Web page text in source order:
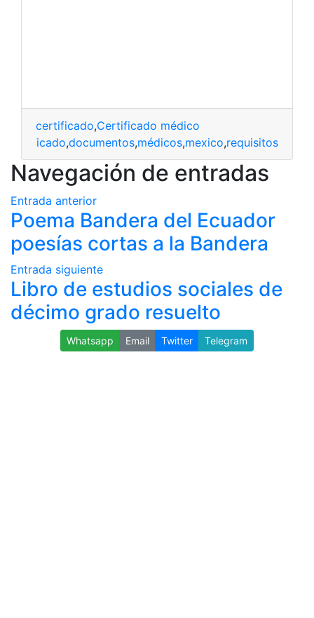
certificado,Certificado médico
certificado,documentos,médicos,mexico,requisitos
Navegación de entradas
Entrada anterior
Poema Bandera del Ecuador
poesías cortas a la Bandera
Entrada siguiente
Libro de estudios sociales de
décimo grado resuelto
Whatsapp Email Twitter Telegram